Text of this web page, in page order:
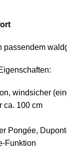
passendem
windsicher
ca. 100 cm
Pongée,
Funktion